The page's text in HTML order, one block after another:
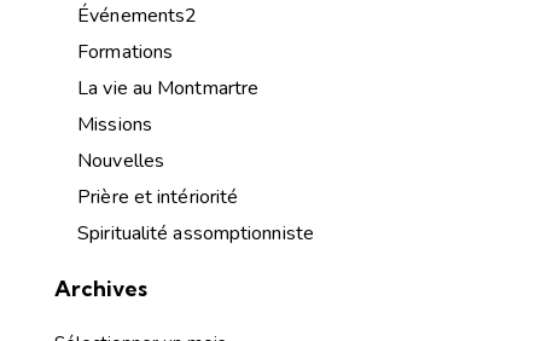
Événements2
Formations
La vie au Montmartre
Missions
Nouvelles
Prière et intériorité
Spiritualité assomptionniste
Archives